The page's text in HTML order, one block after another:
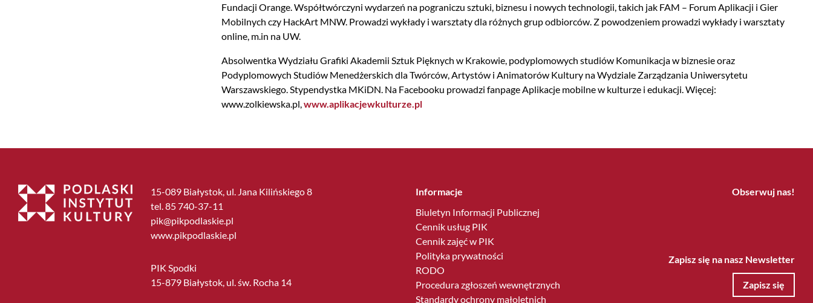
Fundacji Orange. Współtwórczyni wydarzeń na pograniczu sztuki, biznesu i nowych technologii, takich jak FAM – Forum Aplikacji i Gier
Mobilnych czy HackArt MNW. Prowadzi wykłady i warsztaty dla różnych grup odbiorców. Z powodzeniem prowadzi wykłady i warsztaty
online, m.in na UW.
Absolwentka Wydziału Grafiki Akademii Sztuk Pięknych w Krakowie, podyplomowych studiów Komunikacja w biznesie oraz
Podyplomowych Studiów Menedżerskich dla Twórców, Artystów i Animatorów Kultury na Wydziale Zarządzania Uniwersytetu
Warszawskiego. Stypendystka MKiDN. Na Facebooku prowadzi fanpage Aplikacje mobilne w kulturze i edukacji. Więcej:
www.zolkiewska.pl,www.aplikacjewkulturze.pl
15-089 Białystok, ul. Jana Kilińskiego 8
tel. 85 740-37-11
pik@pikpodlaskie.pl
www.pikpodlaskie.pl
PIK Spodki
15-879 Białystok, ul. św. Rocha 14
Informacje
Biuletyn Informacji Publicznej
Cennik usług PIK
Cennik zajęć w PIK
Polityka prywatności
RODO
Procedura zgłoszeń wewnętrznych
Standardy ochrony małoletnich
Obserwuj nas!
Zapisz się na nasz Newsletter
Zapisz się